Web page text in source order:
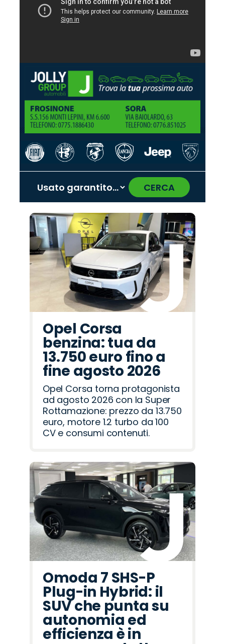
CERCA
Promo
Mazda
Promo
Peugeot
Promo
Land
Rover
Promo
Opel
Promo
Fiat
Promo
Jeep
Promo
Alfa
Romeo
Promo
Cupra
Promo
Lancia
Promo
Abarth
Promo
Omoda
Promo
Jaecoo
Promo
Hyundai
Promo
Seat
Promo
Citroën
‹ ›
Opel Corsa
benzina: tua da
13.750 euro fino a
fine agosto 2026
Opel Corsa torna protagonista
ad agosto 2026 con la Super
Rottamazione: prezzo da 13.750
euro, motore 1.2 turbo da 100
CV e consumi contenuti.
Omoda 7 SHS-P
Plug-in Hybrid: il
SUV che punta su
autonomia ed
efficienza è in